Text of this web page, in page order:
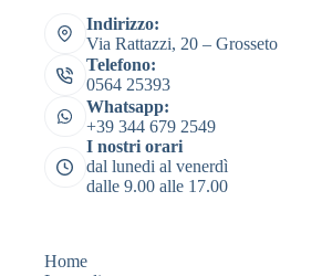
Indirizzo:
Via Rattazzi, 20 – Grosseto
Telefono:
0564 25393
Whatsapp:
+39 344 679 2549
I nostri orari
dal lunedi al venerdì
dalle 9.00 alle 17.00
Home